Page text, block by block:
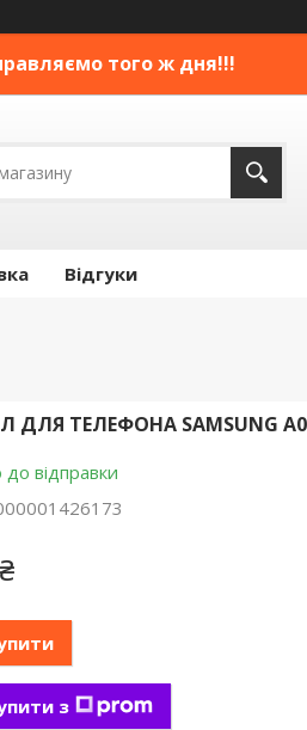
того ж дня!!!
Відгуки
ТЕЛЕФОНА SAMSUNG
до відправки
з